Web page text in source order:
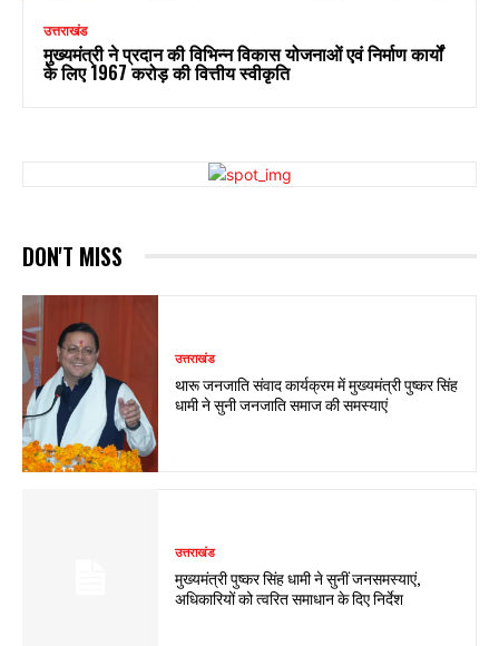
उत्तराखंड
मुख्यमंत्री ने प्रदान की विभिन्न विकास योजनाओं एवं निर्माण कार्यों
के लिए ₹1967 करोड़ की वित्तीय स्वीकृति
DON'T MISS
उत्तराखंड
थारू जनजाति संवाद कार्यक्रम में मुख्यमंत्री पुष्कर सिंह
धामी ने सुनी जनजाति समाज की समस्याएं
उत्तराखंड
मुख्यमंत्री पुष्कर सिंह धामी ने सुनीं जनसमस्याएं,
अधिकारियों को त्वरित समाधान के दिए निर्देश